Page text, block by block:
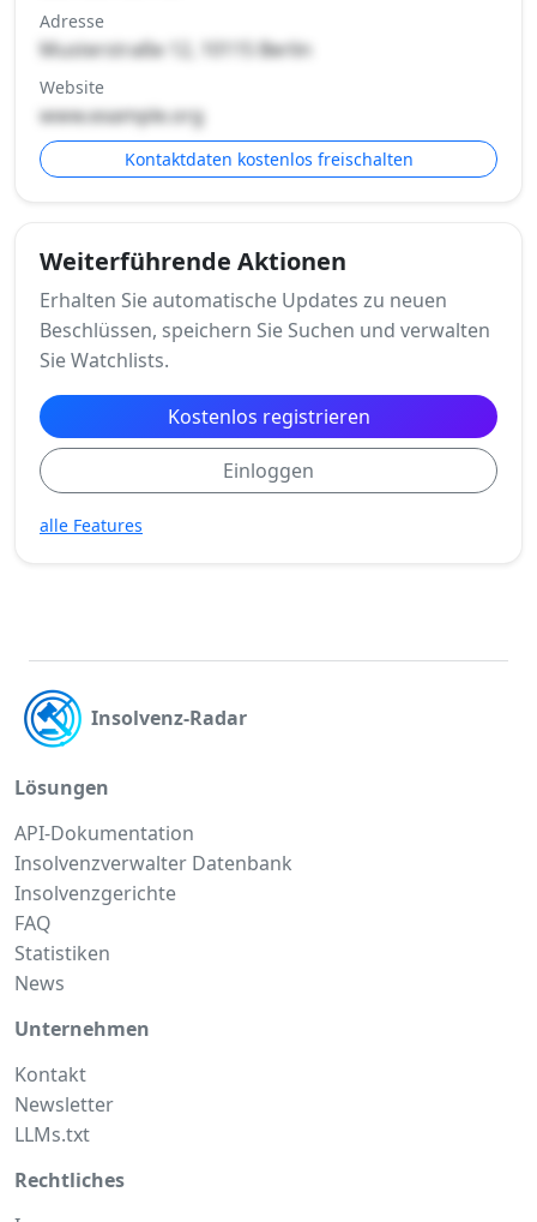
Adresse
Musterstraße 12, 10115 Berlin
Website
www.example.org
Kontaktdaten kostenlos freischalten
Weiterführende Aktionen
Erhalten Sie automatische Updates zu neuen
Beschlüssen, speichern Sie Suchen und verwalten
Sie Watchlists.
Kostenlos registrieren
Einloggen
alle Features
Insolvenz-Radar
Lösungen
API-Dokumentation
Insolvenzverwalter Datenbank
Insolvenzgerichte
FAQ
Statistiken
News
Unternehmen
Kontakt
Newsletter
LLMs.txt
Rechtliches